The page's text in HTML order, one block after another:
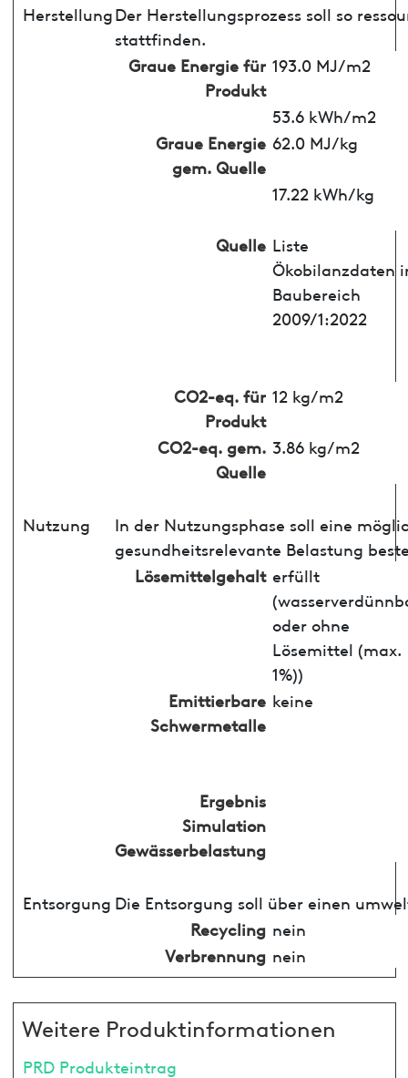
HerstellungDer Herstellungsprozess soll so
stattfinden.
Graue Energie für
Produkt
193.0 MJ/m2
53.6 kWh/m2
Graue Energie
gem. Quelle
62.0 MJ/kg
17.22 kWh/kg
Quelle Liste
Ökobilanzdaten
Baubereich
2009/1:2022
CO2-eq. für
Produkt
12 kg/m2
CO2-eq. gem.
Quelle
3.86 kg/m2
Nutzung
In der Nutzungsphase soll eine
gesundheitsrelevante Belastung
Lösemittelgehalt erfüllt
oder ohne
Lösemittel (max.
1%))
Emittierbare
Schwermetalle
keine
Ergebnis
Simulation
Gewässerbelastung
Entsorgung Die Entsorgung soll über einen
Recycling nein
Verbrennung nein
Weitere Produktinformationen
PRD Produkteintrag